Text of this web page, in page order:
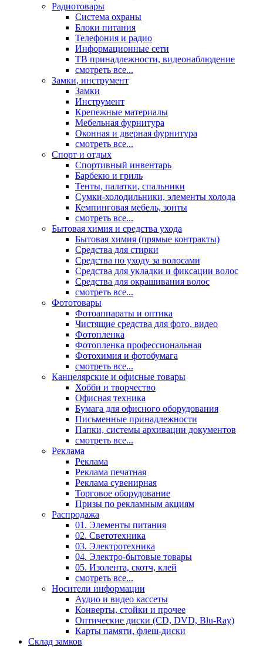
Радиотовары
Система охраны
Блоки питания
Телефония и радио
Информационные сети
ТВ принадлежности, видеонаблюдение
смотреть все...
Замки, инструмент
Замки
Инструмент
Крепежные материалы
Мебельная фурнитура
Оконная и дверная фурнитура
смотреть все...
Спорт и отдых
Спортивный инвентарь
Барбекю и гриль
Тенты, палатки, спальники
Сумки-холодильники, элементы холода
Кемпинговая мебель, зонты
смотреть все...
Бытовая химия и средства ухода
Бытовая химия (прямые контракты)
Средства для стирки
Средства по уходу за волосами
Средства для укладки и фиксации волос
Средства для окрашивания волос
смотреть все...
Фототовары
Фотоаппараты и оптика
Чистящие средства для фото, видео
Фотопленка
Фотопленка профессиональная
Фотохимия и фотобумага
смотреть все...
Канцелярские и офисные товары
Хобби и творчество
Офисная техника
Бумага для офисного оборудования
Письменные принадлежности
Папки, системы архивации документов
смотреть все...
Реклама
Реклама
Реклама печатная
Реклама сувенирная
Торговое оборудование
Призы по рекламным акциям
Распродажа
01. Элементы питания
02. Светотехника
03. Электротехника
04. Электро-бытовые товары
05. Изолента, скотч, клей
смотреть все...
Носители информации
Аудио и видео кассеты
Конверты, стойки и прочее
Оптические диски (CD, DVD, Blu-Ray)
Карты памяти, флеш-диски
Склад замков